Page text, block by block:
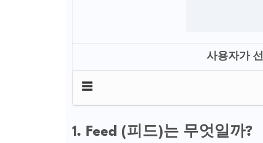
사용자가
☰
1. Feed (피드)는 무엇일까?